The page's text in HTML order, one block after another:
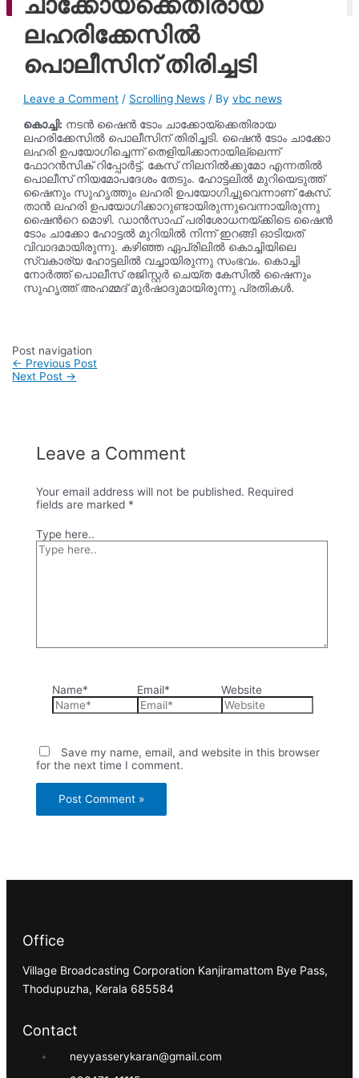
ലഹരിക്കേസിൽ
പൊലീസിന് തിരിച്ചടി
Leave a Comment / Scrolling News / Byvbc news
കൊച്ചി: നടൻ ഷൈൻ ടോം ചാക്കോയ്‌ക്കെതിരായ
ലഹരിക്കേസിൽ പൊലീസിന് തിരിച്ചടി. ഷൈൻ ടോം ചാക്കോ
ലഹരി ഉപയോഗിച്ചെന്ന് തെളിയിക്കാനായില്ലെന്ന്
ഫോറൻസിക് റിപ്പോർട്ട്. കേസ് നിലനിൽക്കുമോ എന്നതിൽ
പൊലീസ് നിയമോപദേശം തേടും. ഹോട്ടലിൽ മുറിയെടുത്ത്
ഷൈനും സുഹൃത്തും ലഹരി ഉപയോഗിച്ചുവെന്നാണ് കേസ്.
താൻ ലഹരി ഉപയോഗിക്കാറുണ്ടായിരുന്നുവെന്നായിരുന്നു
ഷൈൻറെ മൊഴി. ഡാൻസാഫ് പരിശോധനയ്ക്കിടെ ഷൈൻ
ടോം ചാക്കോ ഹോട്ടൽ മുറിയിൽ നിന്ന് ഇറങ്ങി ഓടിയത്
വിവാദമായിരുന്നു. കഴിഞ്ഞ ഏപ്രിലിൽ കൊച്ചിയിലെ
സ്വകാര്യ ഹോട്ടലിൽ വച്ചായിരുന്നു സംഭവം. കൊച്ചി
നോർത്ത് പൊലീസ് രജിസ്റ്റർ ചെയ്ത കേസിൽ ഷൈനും
സുഹൃത്ത് അഹമ്മദ് മുർഷാദുമായിരുന്നു പ്രതികൾ.
Post navigation
← Previous Post
Next Post →
Leave a Comment
Your email address will not be published. Required
fields are marked *
Type here..
Name* Email* Website
Save my name, email, and website in this browser
for the next time I comment.
Office
Village Broadcasting Corporation Kanjiramattom Bye Pass,
Thodupuzha, Kerala 685584
Contact
neyyasserykaran@gmail.com